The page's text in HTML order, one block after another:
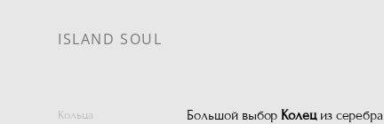
ISLAND SOUL
Кольца
Большой выбор Колециз